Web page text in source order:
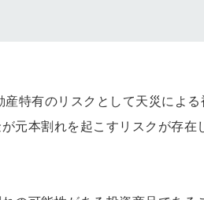
特有のリスクとして天災による
元本割れを起こすリスクが存在